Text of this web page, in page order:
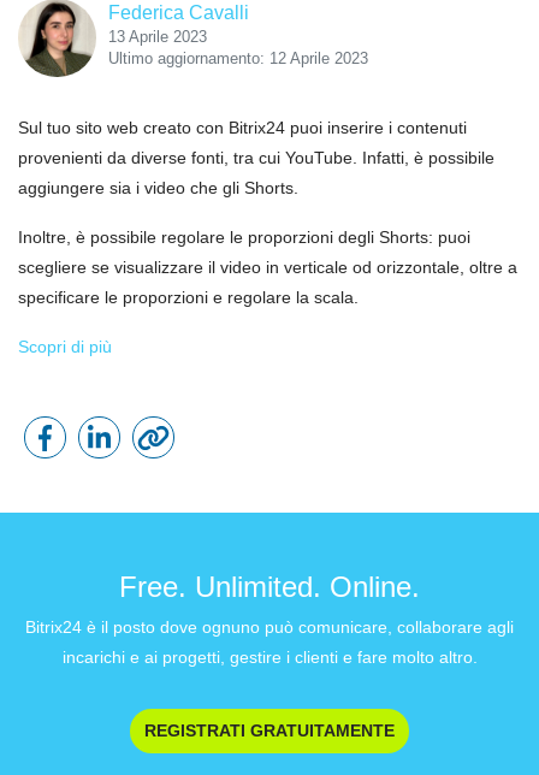
Federica Cavalli
13 Aprile 2023
Ultimo aggiornamento: 12 Aprile 2023
Sul tuo sito web creato con Bitrix24 puoi inserire i contenuti
provenienti da diverse fonti, tra cui YouTube. Infatti, è possibile
aggiungere sia i video che gli Shorts.
Inoltre, è possibile regolare le proporzioni degli Shorts: puoi
scegliere se visualizzare il video in verticale od orizzontale, oltre a
specificare le proporzioni e regolare la scala.
Scopri di più
Free. Unlimited. Online.
Bitrix24 è il posto dove ognuno può comunicare, collaborare agli
incarichi e ai progetti, gestire i clienti e fare molto altro.
REGISTRATI GRATUITAMENTE